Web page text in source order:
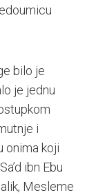
bilo je
je jednu
i
onima koji
ibn Ebu
Mesleme